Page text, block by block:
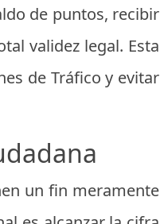
de puntos, recibir
validez legal. Esta
de Tráfico y evitar
un fin meramente